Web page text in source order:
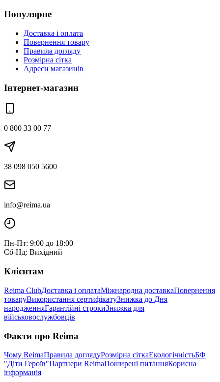
Популярне
Доставка і оплата
Повернення товару
Правила догляду
Розмірна сітка
Адреси магазинів
Інтернет-магазин
0 800 33 00 77
38 098 050 5600
info@reima.ua
Пн-Пт: 9:00 до 18:00
Сб-Нд: Вихідний
Клієнтам
Reima ClubДоставка і оплатаМіжнародна доставкаПовернення
товаруВикористання сертифікатуЗнижка до Дня
народженняГарантійні строкиЗнижка для
військовослужбовців
Факти про Reima
Чому ReimaПравила доглядуРозмірна сіткаЕкологічністьБФ
"Діти Героїв"Партнери ReimaПоширені питанняКорисна
інформація